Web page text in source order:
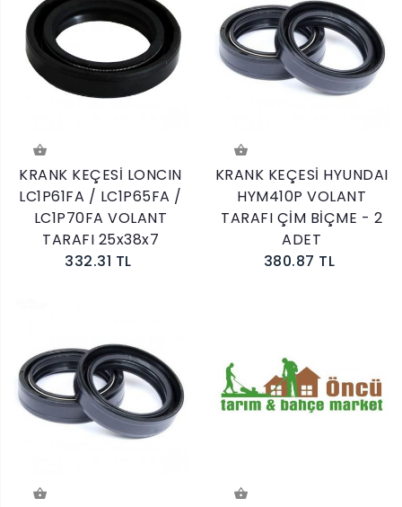
KRANK KEÇESİ LONCIN
LC1P61FA / LC1P65FA /
LC1P70FA VOLANT
TARAFI 25x38x7
332.31 TL
KRANK KEÇESİ HYUNDAI
HYM410P VOLANT
TARAFI ÇİM BİÇME - 2
ADET
380.87 TL